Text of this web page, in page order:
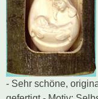
- Sehr schöne,